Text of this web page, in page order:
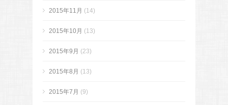
2015年11月 (14)
2015年10月 (13)
2015年9月 (23)
2015年8月 (13)
2015年7月 (9)